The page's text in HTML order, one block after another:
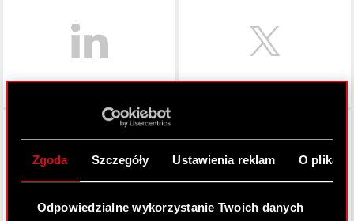
Zgoda Szczegóły Ustawienia reklam O
Odpowiedzialne wykorzystanie Twoich danych